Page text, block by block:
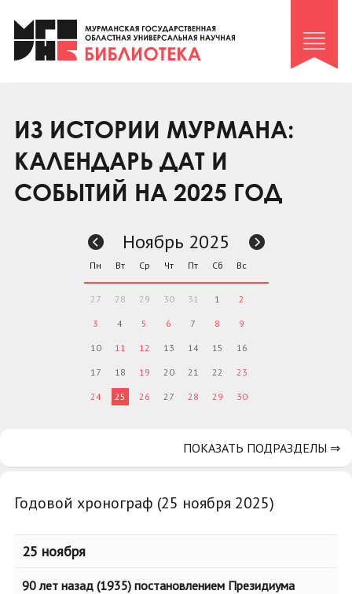
Клуб «Гиря и сельдерей»
Клуб «Семейный архив»
Коллегам
Контакты
ИЗ ИСТОРИИ МУРМАНА:
КАЛЕНДАРЬ ДАТ И
СОБЫТИЙ НА 2025 ГОД
Годовой хронограф (25 ноября 2025)
25 ноября
90 лет назад (1935) постановлением Президиума
Ноябрь 2025
Пн Вт Ср Чт Пт Сб Вс
27 28 29 30 31 1 2
3 4 5 6 7 8 9
10 11 12 13 14 15 16
17 18 19 20 21 22 23
24 25 26 27 28 29 30
ПОКАЗАТЬ ПОДРАЗДЕЛЫ ⇒